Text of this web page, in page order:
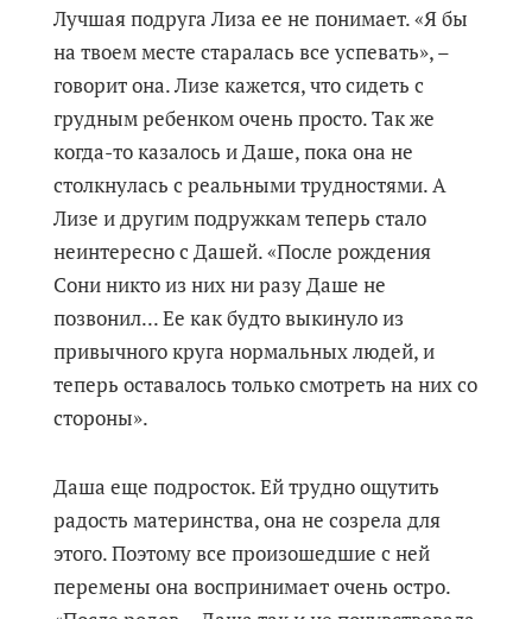
Лучшая подруга Лиза ее не понимает. «Я бы
на твоем месте старалась все успевать», –
говорит она. Лизе кажется, что сидеть с
грудным ребенком очень просто. Так же
когда-то казалось и Даше, пока она не
столкнулась с реальными трудностями. А
Лизе и другим подружкам теперь стало
неинтересно с Дашей. «После рождения
Сони никто из них ни разу Даше не
позвонил... Ее как будто выкинуло из
привычного круга нормальных людей, и
теперь оставалось только смотреть на них со
стороны».
Даша еще подросток. Ей трудно ощутить
радость материнства, она не созрела для
этого. Поэтому все произошедшие с ней
перемены она воспринимает очень остро.